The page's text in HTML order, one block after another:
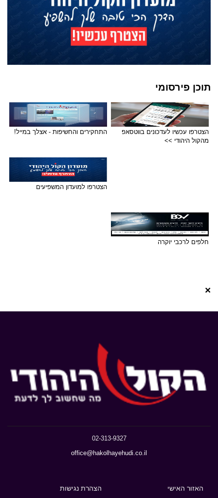
תוכן פירסומי
הצטרפו עכשיו לעדכונים בווטסאפ
מהקול היהודי >>
התחקירים והחשיפות - אצלך במייל!
הצטרפו למועדון המשפיעים
חלפים לרכבי יוקרה
×
02-313-9327
office@hakolhayehudi.co.il
האזור האישי הצהרת נגישות